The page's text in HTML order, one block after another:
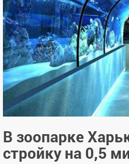
В зоопарке
стройку на 0,5